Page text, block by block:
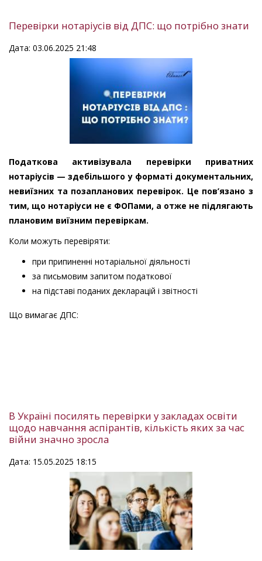
Перевірки нотаріусів від ДПС: що потрібно знати
Дата: 03.06.2025 21:48
Податкова активізувала перевірки приватних
нотаріусів — здебільшого у форматі документальних,
невиїзних та позапланових перевірок. Це пов’язано з
тим, що нотаріуси не є ФОПами, а отже не підлягають
плановим виїзним перевіркам.
Коли можуть перевіряти:
при припиненні нотаріальної діяльності
за письмовим запитом податкової
на підставі поданих декларацій і звітності
Що вимагає ДПС:
В Україні посилять перевірки у закладах освіти
щодо навчання аспірантів, кількість яких за час
війни значно зросла
Дата: 15.05.2025 18:15